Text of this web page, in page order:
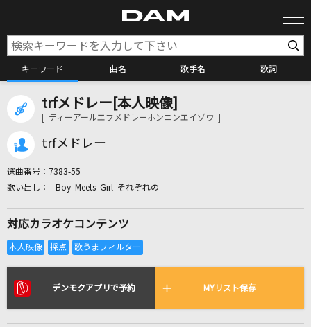
キーワード 曲名 歌手名 歌詞
カラオケ検索
全国りれき
リアルタイムで歌われている曲の一覧
trfメドレー[本人映像]
[ ティーアールエフメドレーホンニンエイゾウ ]
trfメドレー
選曲番号： 7383-55
Boy Meets Girl それぞれの
対応カラオケコンテンツ
デンモクアプリで予約 MYリスト保存